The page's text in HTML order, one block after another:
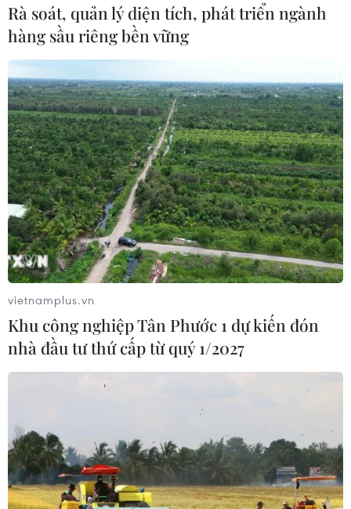
Anh tiếp tục gia hạn thời gian thực thi
Thỏa thuận Bắc Ireland
Anh và EU cho biết hai bên đang tìm cách tránh lặp lại
căng thẳng hồi đầu năm nay và cho phép thêm thời
gian để đàm phán các giải pháp cho các vấn đề do
Nghị định thư Bắc Ireland gây ra.
Rà soát, quản lý diện tích, phát triển ngành
hàng sầu riêng bền vững
vietnamplus.vn
Khu công nghiệp Tân Phước 1 dự kiến đón
nhà đầu tư thứ cấp từ quý 1/2027